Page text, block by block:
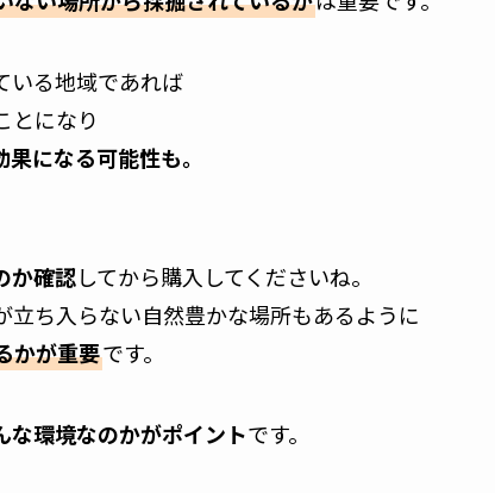
いる地域であれば
とになり
果になる可能性も。
か確認してから購入してくださいね。
立ち入らない自然豊かな場所もあるように
かが重要です。
な環境なのかがポイントです。